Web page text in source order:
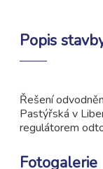
Popis
Řešení
Pastýřská v
regulátorem
Fotogalerie